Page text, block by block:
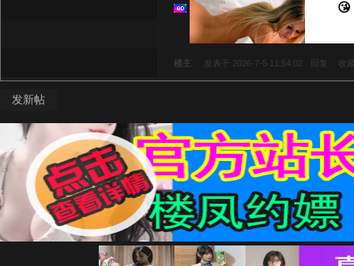
😘
楼主 发表于 2026-7-5 11:54:02 回复 收
发新帖